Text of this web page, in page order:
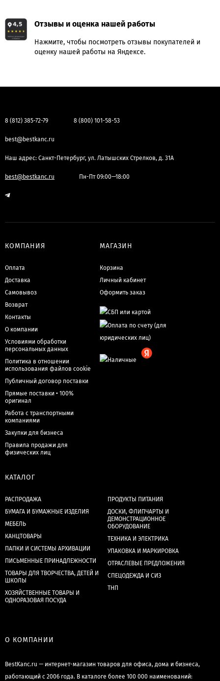
Отзывы и оценка нашей работы
Нажмите, чтобы посмотреть отзывы покупателей и
оценку нашей работы на Яндексе.
8 (812) 385-72-79 8 (800) 101-58-53
best@bestkanc.ru
Наш адрес: Санкт-Петербург, ул. Латышских Стрелков, д. 31А
best@bestkanc.ru Пн-Пт 09:00—18:00
КОМПАНИЯ
Оплата
Доставка
Самовывоз
Возврат
Контакты
О компании
Условиями обработки
персональных данных
Политика в отношении
использования файлов cookie
Публичный договор поставки
Прямые поставки • 100%
оригинал
Работа с транспортными
компаниями
Закупки для бизнеса
Правила продажи для
физических лиц
МАГАЗИН
Корзина
Личный кабинет
Оформить заказ
КАТАЛОГ
РАСПРОДАЖА
БУМАГА И БУМАЖНЫЕ ИЗДЕЛИЯ
МЕБЕЛЬ
КАНЦТОВАРЫ
ПАПКИ И СИСТЕМЫ АРХИВАЦИИ
ПИСЬМЕННЫЕ ПРИНАДЛЕЖНОСТИ
ТОВАРЫ ДЛЯ ТВОРЧЕСТВА, ДЕТЕЙ И
ШКОЛЫ
ХОЗЯЙСТВЕННЫЕ ТОВАРЫ И
ОДНОРАЗОВАЯ ПОСУДА
ПРОДУКТЫ ПИТАНИЯ
ДОСКИ, ФЛИПЧАРТЫ И
ДЕМОНСТРАЦИОННОЕ
ОБОРУДОВАНИЕ
ТЕХНИКА И ЭЛЕКТРИКА
УПАКОВКА И МАРКИРОВКА
ОТРАСЛЕВЫЕ ПРЕДЛОЖЕНИЯ
СПЕЦОДЕЖДА И СИЗ
ТНП
О КОМПАНИИ
BestKanc.ru — интернет-магазин товаров для офиса, дома и бизнеса,
работающий с 2006 года. В каталоге более 100 000 наименований: